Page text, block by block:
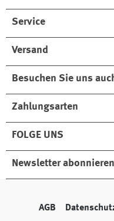
Service
Versand
Besuchen Sie uns
Zahlungsarten
FOLGE UNS
Newsletter abonnieren
AGB